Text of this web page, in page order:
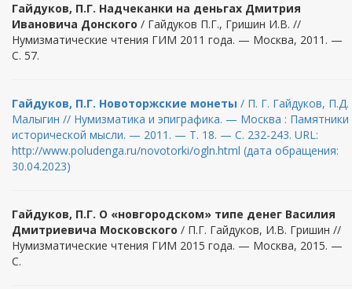
Гайдуков, П.Г. Надчеканки на деньгах Дмитрия
Ивановича Донского / Гайдуков П.Г., Гришин И.В. //
Нумизматические чтения ГИМ 2011 года. — Москва, 2011. —
С. 57.
Гайдуков, П.Г. Новоторжские монеты / П. Г. Гайдуков, П.Д.
Малыгин // Нумизматика и эпиграфика. — Москва : Памятники
исторической мысли. — 2011. — Т. 18. — С. 232-243. URL:
http://www.poludenga.ru/novotorki/ogln.html (дата обращения:
30.04.2023)
Гайдуков, П.Г. О «новгородском» типе денег Василия
Дмитриевича Московского / П.Г. Гайдуков, И.В. Гришин //
Нумизматические чтения ГИМ 2015 года. — Москва, 2015. —
С.